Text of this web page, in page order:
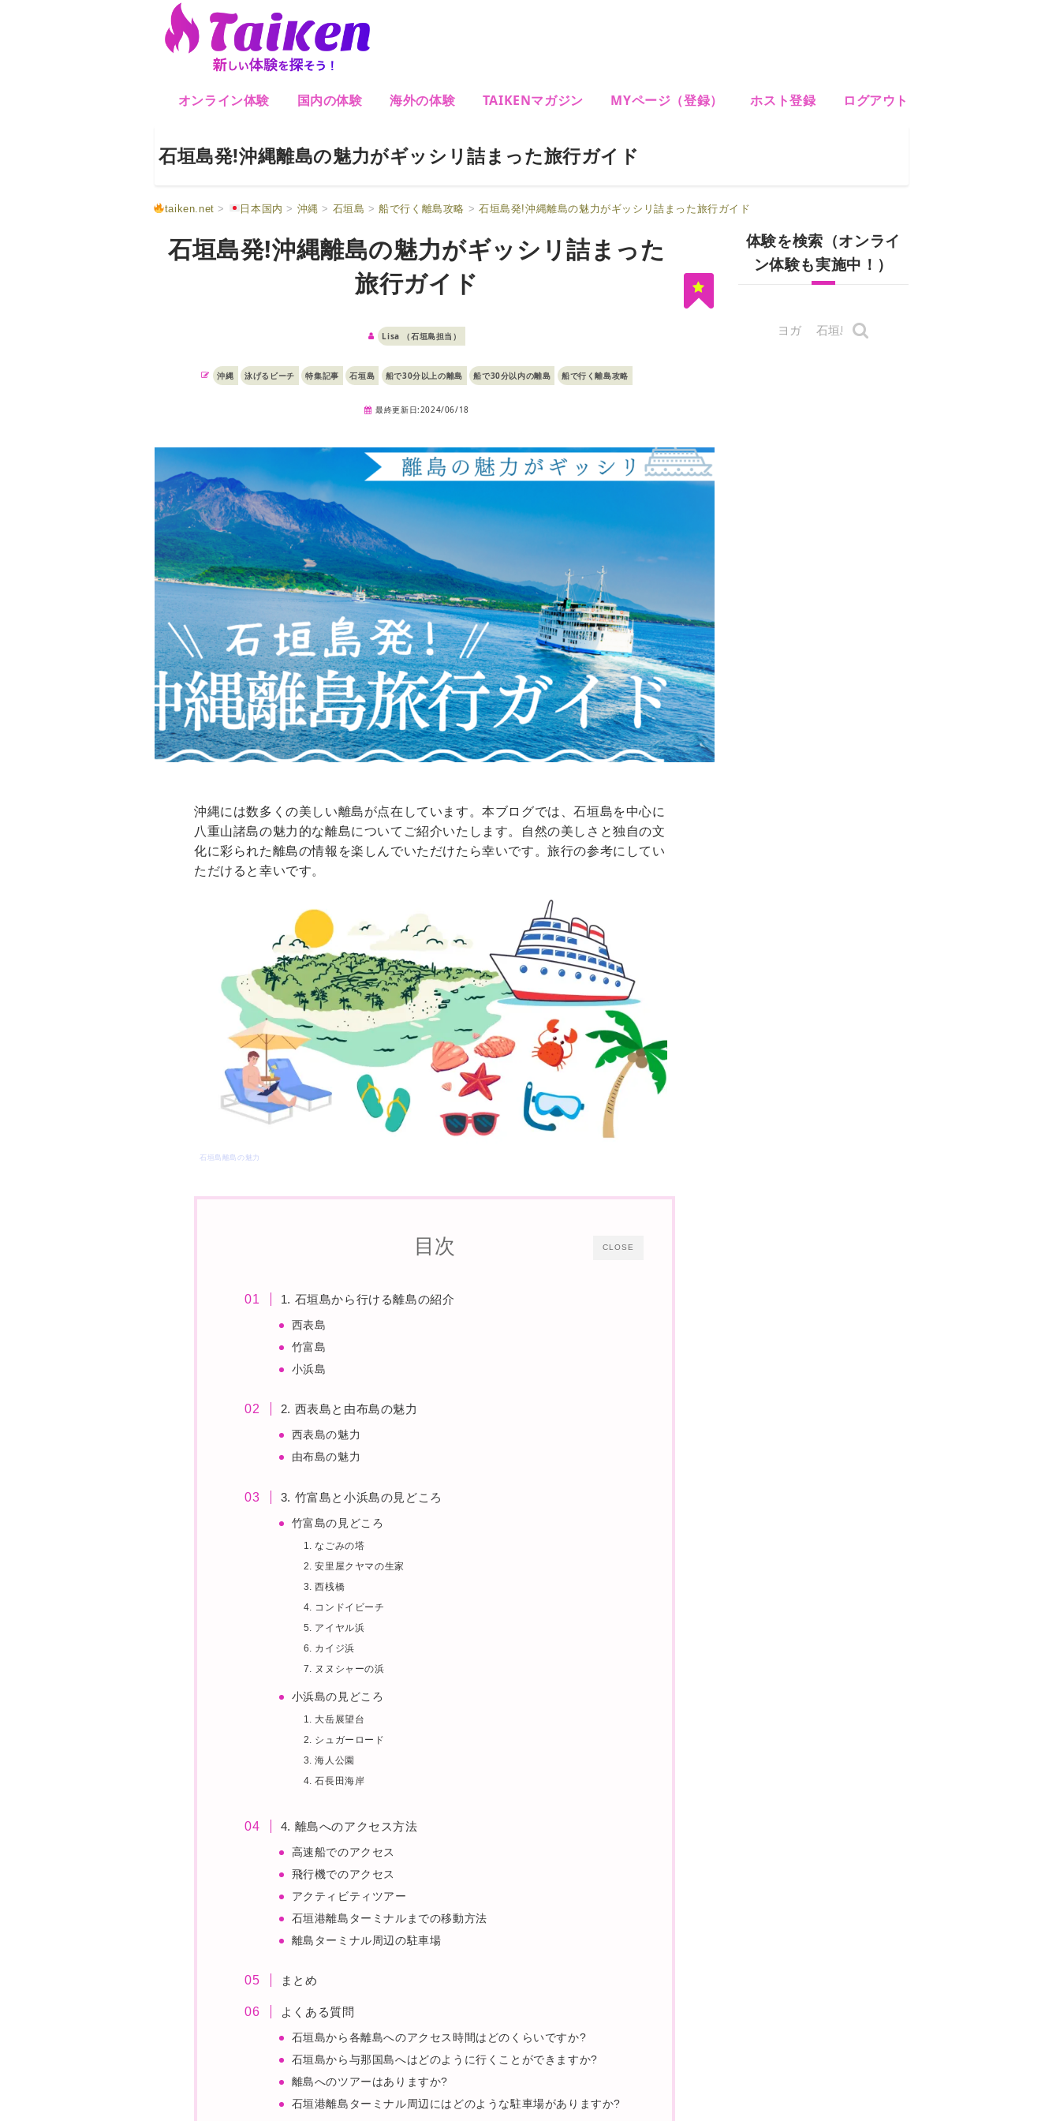
オンライン体験 国内の体験 海外の体験 TAIKENマガジン MYページ（登録） ホスト登録 ログアウト
石垣島発!沖縄離島の魅力がギッシリ詰まった旅行ガイド
taiken.net > 日本国内 > 沖縄 > 石垣島 >船で行く離島攻略 > 石垣島発!沖縄離島の魅力がギッシリ詰まった旅行ガイド
石垣島発!沖縄離島の魅力がギッシリ詰まった
旅行ガイド
Lisa （石垣島担当）
沖縄 泳げるビーチ 特集記事 石垣島 船で30分以上の離島 船で30分以内の離島 船で行く離島攻略
最終更新日:2024/06/18
沖縄には数多くの美しい離島が点在しています。本ブログでは、石垣島を中心に
八重山諸島の魅力的な離島についてご紹介いたします。自然の美しさと独自の文
化に彩られた離島の情報を楽しんでいただけたら幸いです。旅行の参考にしてい
ただけると幸いです。
石垣島離島の魅力
CLOSE
目次
1. 石垣島から行ける離島の紹介
西表島
竹富島
小浜島
2. 西表島と由布島の魅力
西表島の魅力
由布島の魅力
3. 竹富島と小浜島の見どころ
竹富島の見どころ
1. なごみの塔
2. 安里屋クヤマの生家
3. 西桟橋
4. コンドイビーチ
5. アイヤル浜
6. カイジ浜
7. ヌヌシャーの浜
小浜島の見どころ
1. 大岳展望台
2. シュガーロード
3. 海人公園
4. 石長田海岸
4. 離島へのアクセス方法
高速船でのアクセス
飛行機でのアクセス
アクティビティツアー
石垣港離島ターミナルまでの移動方法
離島ターミナル周辺の駐車場
まとめ
よくある質問
石垣島から各離島へのアクセス時間はどのくらいですか?
石垣島から与那国島へはどのように行くことができますか?
離島へのツアーはありますか?
石垣港離島ターミナル周辺にはどのような駐車場がありますか?
体験を検索（オンライ
ン体験も実施中！）